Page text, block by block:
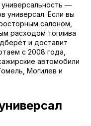
универсальность —
универсал. Если вы
салоном,
расходом топлива
и доставит
с 2008 года,
автомобили
Могилев и